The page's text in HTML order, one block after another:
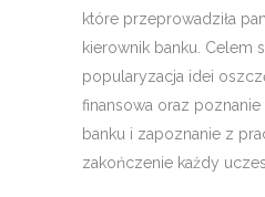
które przeprowadziła
kierownik banku. Celem
popularyzacja idei
finansowa oraz poznanie
banku i zapoznanie z
zakończenie każdy